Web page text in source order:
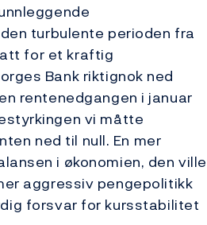
turbulente perioden fra
for et kraftig
Bank riktignok ned
rentenedgangen i januar
vi måtte
ned til null. En mer
i økonomien, den ville
aggressiv pengepolitikk
forsvar for kursstabilitet